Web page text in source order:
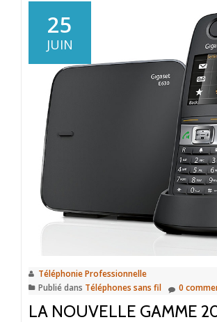
25
JUIN
Téléphonie Professionnelle
Publié dans Téléphones sans fil 0
LA NOUVELLE GAMME